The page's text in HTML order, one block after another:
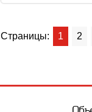
Страницы: 1 2